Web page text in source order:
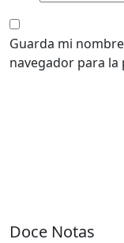
Guarda mi
navegador para la
Doce Notas